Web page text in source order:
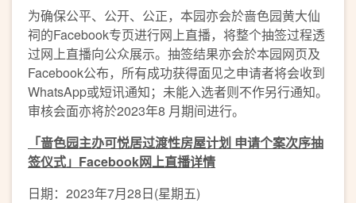
为确保公平、公开、公正，本园亦会於啬色园黄大仙
祠的Facebook专页进行网上直播，将整个抽签过程透
过网上直播向公众展示。抽签结果亦会於本园网页及
Facebook公布，所有成功获得面见之申请者将会收到
WhatsApp或短讯通知；未能入选者则不作另行通知。
审核会面亦将於2023年8 月期间进行。
「啬色园主办可悦居过渡性房屋计划 申请个案次序抽
签仪式」Facebook网上直播详情
日期：2023年7月28日(星期五)